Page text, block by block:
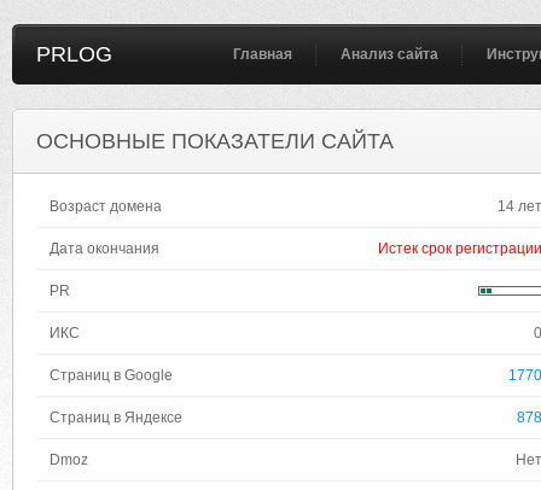
PRLOG Главная Анализ сайта
ОСНОВНЫЕ ПОКАЗАТЕЛИ САЙТА
Возраст домена 14 лет
Дата окончания Истек срок регистрации
PR
ИКС 0
Страниц в Google 1770
Страниц в Яндексе 878
Dmoz Нет